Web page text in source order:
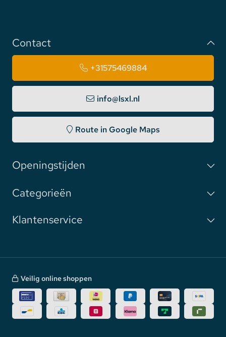
Contact
+31575469884
info@lsxl.nl
Route in Google Maps
Openingstijden
Categorieën
Klantenservice
Veilig online shoppen